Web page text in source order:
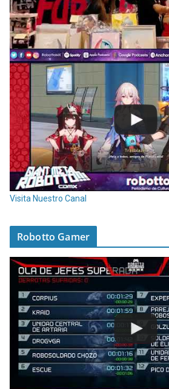
Visita Nuestro Canal
Robotto Gamer